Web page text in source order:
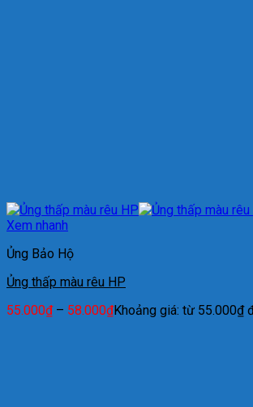
Xem nhanh
Ủng Bảo Hộ
Ủng thấp màu rêu HP
55.000₫ – 58.000₫Khoảng giá: từ 55.000₫